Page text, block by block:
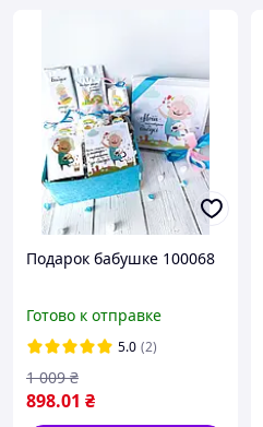
Подарок бабушке 100068
Готово к отправке
5.0 (2)
898.01 ₴
1 009 ₴